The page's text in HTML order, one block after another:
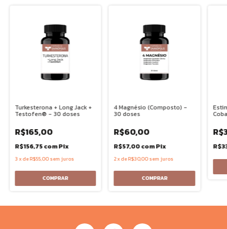
Turkesterona + Long Jack +
Testofen® - 30 doses
R$165,00
R$156,75comPix
3xdeR$55,00 sem juros
4 Magnésio (Composto) -
30 doses
R$60,00
R$57,00comPix
2xdeR$30,00sem juros